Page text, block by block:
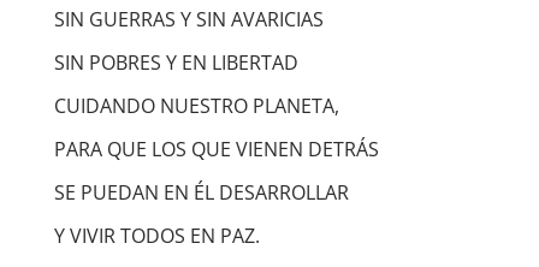
SIN GUERRAS Y SIN AVARICIAS
SIN POBRES Y EN LIBERTAD
CUIDANDO NUESTRO PLANETA,
PARA QUE LOS QUE VIENEN DETRÁS
SE PUEDAN EN ÉL DESARROLLAR
Y VIVIR TODOS EN PAZ.